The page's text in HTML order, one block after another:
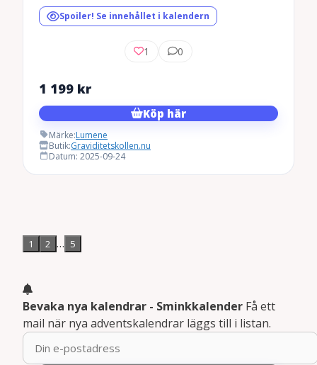
Spoiler! Se innehållet i kalendern
1 0
1 199 kr
Köp här
Märke:Lumene
Butik:Graviditetskollen.nu
Datum: 2025-09-24
1 2 … 5
Bevaka nya kalendrar - Sminkkalender Få ett
mail när nya adventskalendrar läggs till i listan.